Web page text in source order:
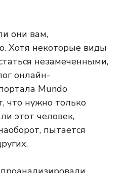
они вам,
Хотя некоторые виды
незамеченными,
онлайн-
Mundo
что нужно только
этот человек,
пытается